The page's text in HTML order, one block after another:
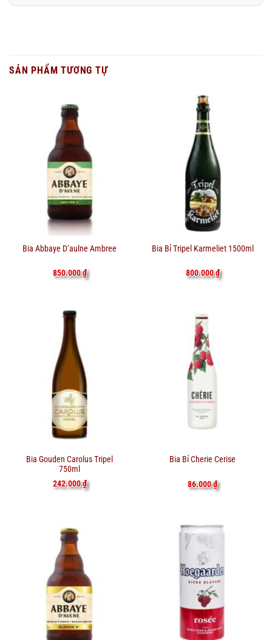
SẢN PHẨM TƯƠNG TỰ
Bia Abbaye D’aulne Ambree
850.000₫
Bia Bỉ Tripel Karmeliet 1500ml
800.000₫
Bia Gouden Carolus Tripel
750ml
242.000₫
Bia Bỉ Cherie Cerise
86.000₫